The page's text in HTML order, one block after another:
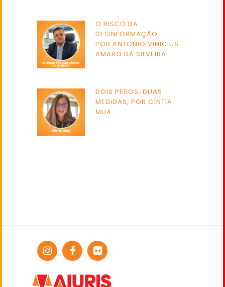
O RISCO DA
DESINFORMAÇÃO,
POR ANTONIO VINICIUS
AMARO DA SILVEIRA
DOIS PESOS, DUAS
MEDIDAS, POR CÍNTIA
MUA